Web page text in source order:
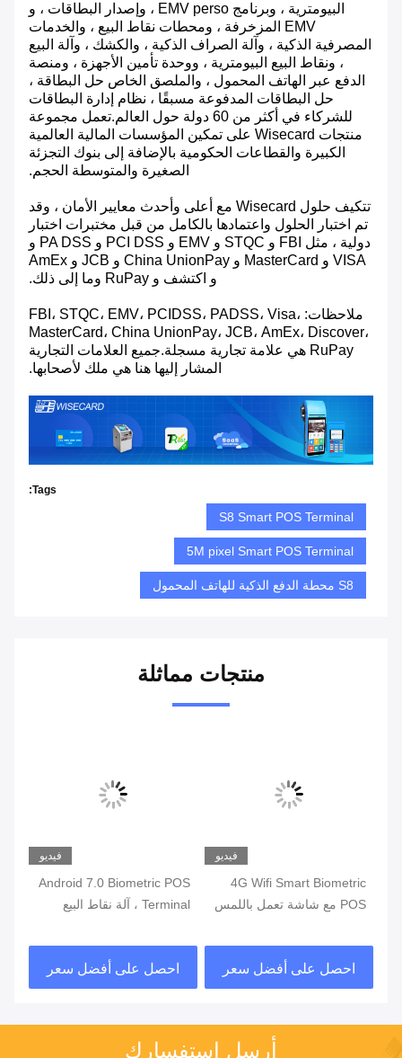
البيومترية ، وبرنامج EMV perso ، وإصدار البطاقات ، و
EMV المزخرفة ، ومحطات نقاط البيع ، والخدمات
المصرفية الذكية ، وآلة الصراف الذكية ، والكشك ، وآلة البيع
، ونقاط البيع البيومترية ، ووحدة تأمين الأجهزة ، ومنصة
الدفع عبر الهاتف المحمول ، والملصق الخاص حل البطاقة ،
حل البطاقات المدفوعة مسبقًا ، نظام إدارة البطاقات
للشركاء في أكثر من 60 دولة حول العالم.تعمل مجموعة
منتجات Wisecard على تمكين المؤسسات المالية العالمية
الكبيرة والقطاعات الحكومية بالإضافة إلى بنوك التجزئة
الصغيرة والمتوسطة الحجم.
تتكيف حلول Wisecard مع أعلى وأحدث معايير الأمان ، وقد
تم اختبار الحلول واعتمادها بالكامل من قبل مختبرات اختبار
دولية ، مثل FBI و STQC و EMV و PCI DSS و PA DSS و
VISA و MasterCard و China UnionPay و JCB و AmEx
و اكتشف و RuPay وما إلى ذلك.
ملاحظات: FBI، STQC، EMV، PCIDSS، PADSS، Visa،
MasterCard، China UnionPay، JCB، AmEx، Discover،
RuPay هي علامة تجارية مسجلة.جميع العلامات التجارية
المشار إليها هنا هي ملك لأصحابها.
Tags:
S8 Smart POS Terminal
5M pixel Smart POS Terminal
S8 محطة الدفع الذكية للهاتف المحمول
منتجات مماثلة
فيديو
4G Wifi Smart Biometric
POS مع شاشة تعمل باللمس
احصل على أفضل سعر
فيديو
Android 7.0 Biometric POS
Terminal ، آلة نقاط البيع
في البطارية
احصل على أفضل سعر
أرسل استفسارك